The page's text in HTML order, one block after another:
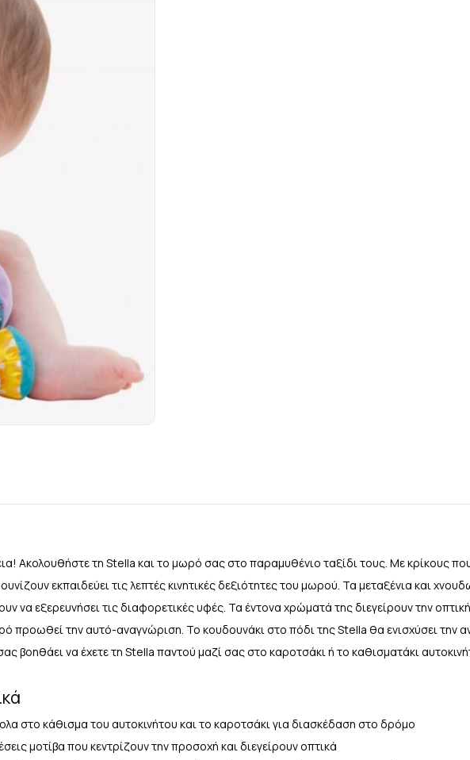
Ακολουθήστε τη Stella και το μωρό σας στο παραμυθένιο ταξίδι τους. Με κρίκους
εκπαιδεύει τις λεπτές κινητικές δεξιότητες του μωρού. Τα μεταξένια και
να εξερευνήσει τις διαφορετικές υφές. Τα έντονα χρώματά της διεγείρουν την
προωθεί την αυτό-αναγνώριση. Το κουδουνάκι στο πόδι της Stella θα ενισχύσει την
βοηθάει να έχετε τη Stella παντού μαζί σας στο καροτσάκι ή το καθισματάκι
στο κάθισμα του αυτοκινήτου και το καροτσάκι για διασκέδαση στο δρόμο
μοτίβα που κεντρίζουν την προσοχή και διεγείρουν οπτικά